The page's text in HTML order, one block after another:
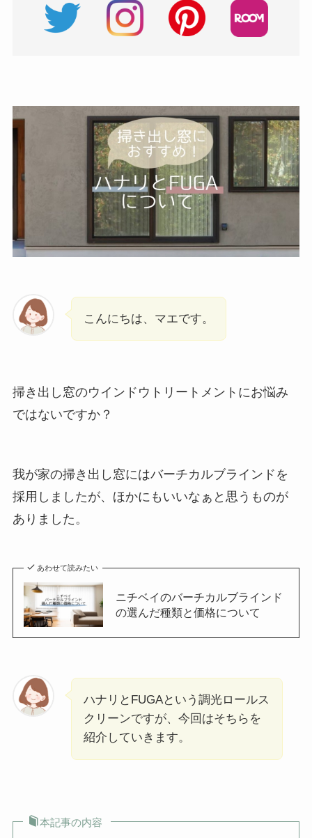
こんにちは、マエです。
掃き出し窓のウインドウトリートメントにお悩み
ではないですか？
我が家の掃き出し窓にはバーチカルブラインドを
採用しましたが、ほかにもいいなぁと思うものが
ありました。
あわせて読みたい
ニチベイのバーチカルブラインド
の選んだ種類と価格について
ハナリとFUGAという調光ロールス
クリーンですが、今回はそちらを
紹介していきます。
本記事の内容